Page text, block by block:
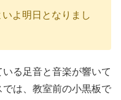
よ明日となりまし
る足音と音楽が響いて
は、教室前の小黒板で